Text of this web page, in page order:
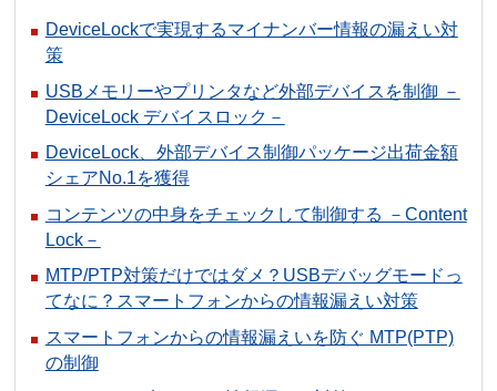
DeviceLockで実現するマイナンバー情報の漏えい対
策
USBメモリーやプリンタなど外部デバイスを制御 －
DeviceLock デバイスロック－
DeviceLock、外部デバイス制御パッケージ出荷金額
シェアNo.1を獲得
コンテンツの中身をチェックして制御する －Content
Lock－
MTP/PTP対策だけではダメ？USBデバッグモードっ
てなに？スマートフォンからの情報漏えい対策
スマートフォンからの情報漏えいを防ぐ MTP(PTP)
の制御